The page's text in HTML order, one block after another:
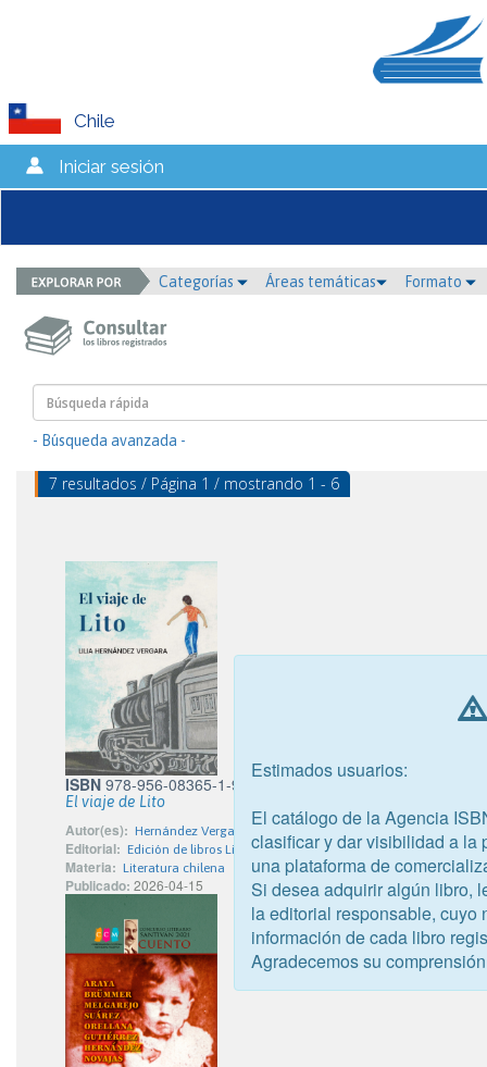
Chile
Iniciar sesión
Categorías Áreas temáticas Formato
- Búsqueda avanzada -
7 resultados / Página 1 / mostrando 1 - 6
ISBN 978-956-08365-1-9
El viaje de Lito
Autor(es): Hernández Vergara, Lilia
Editorial: Edición de libros Lilia Hernández E.I.R.L.
Materia: Literatura chilena
Publicado: 2026-04-15
Estimados usuarios:
El catálogo de la Agencia
clasificar y dar visibilidad a la
una plataforma de
Si desea adquirir algún libro,
la editorial responsable, cuyo
información de cada libro
Agradecemos su